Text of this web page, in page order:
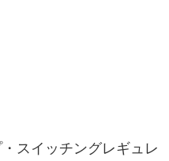
スイッチングレギュレ